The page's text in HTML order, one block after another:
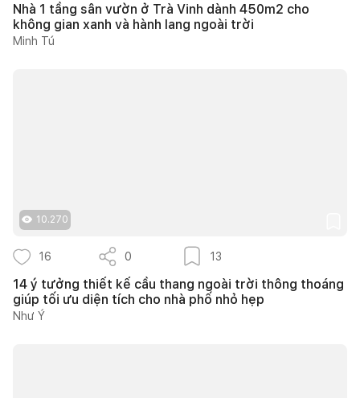
Nhà 1 tầng sân vườn ở Trà Vinh dành 450m2 cho
không gian xanh và hành lang ngoài trời
Minh Tú
10.270
16 0 13
14 ý tưởng thiết kế cầu thang ngoài trời thông thoáng
giúp tối ưu diện tích cho nhà phố nhỏ hẹp
Như Ý